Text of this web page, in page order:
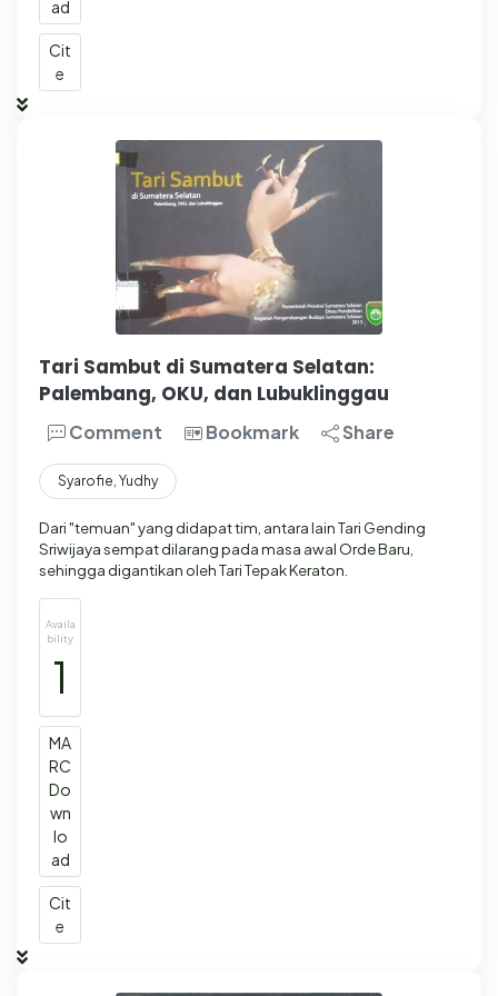
ad
Cit
e
Tari Sambut di Sumatera Selatan:
Palembang, OKU, dan Lubuklinggau
Comment Bookmark Share
Syarofie, Yudhy
Dari "temuan" yang didapat tim, antara lain Tari Gending
Sriwijaya sempat dilarang pada masa awal Orde Baru,
sehingga digantikan oleh Tari Tepak Keraton.
Availa
bility
1
MA
RC
Do
wn
lo
ad
Cit
e